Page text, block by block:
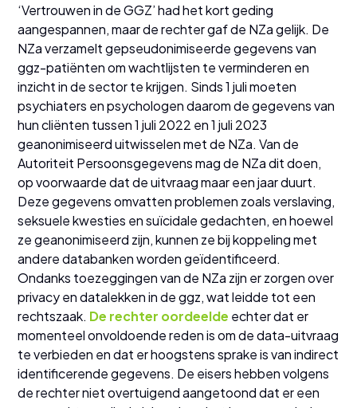
‘Vertrouwen in de GGZ’ had het kort geding
aangespannen, maar de rechter gaf de NZa gelijk. De
NZa verzamelt gepseudonimiseerde gegevens van
ggz-patiënten om wachtlijsten te verminderen en
inzicht in de sector te krijgen. Sinds 1 juli moeten
psychiaters en psychologen daarom de gegevens van
hun cliënten tussen 1 juli 2022 en 1 juli 2023
geanonimiseerd uitwisselen met de NZa. Van de
Autoriteit Persoonsgegevens mag de NZa dit doen,
op voorwaarde dat de uitvraag maar een jaar duurt.
Deze gegevens omvatten problemen zoals verslaving,
seksuele kwesties en suïcidale gedachten, en hoewel
ze geanonimiseerd zijn, kunnen ze bij koppeling met
andere databanken worden geïdentificeerd.
Ondanks toezeggingen van de NZa zijn er zorgen over
privacy en datalekken in de ggz, wat leidde tot een
rechtszaak. De rechter oordeelde echter dat er
momenteel onvoldoende reden is om de data-uitvraag
te verbieden en dat er hoogstens sprake is van indirect
identificerende gegevens. De eisers hebben volgens
de rechter niet overtuigend aangetoond dat er een